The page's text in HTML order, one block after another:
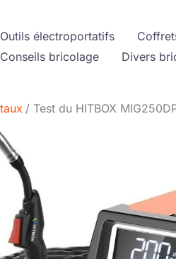
Outils électroportatifs
Conseils bricolage
Divers
Test du HITBOX